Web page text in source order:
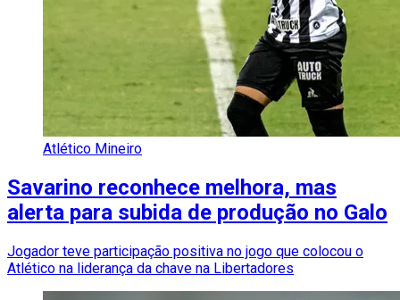
Atlético Mineiro
Savarino reconhece melhora, mas
alerta para subida de produção no Galo
Jogador teve participação positiva no jogo que colocou o
Atlético na liderança da chave na Libertadores